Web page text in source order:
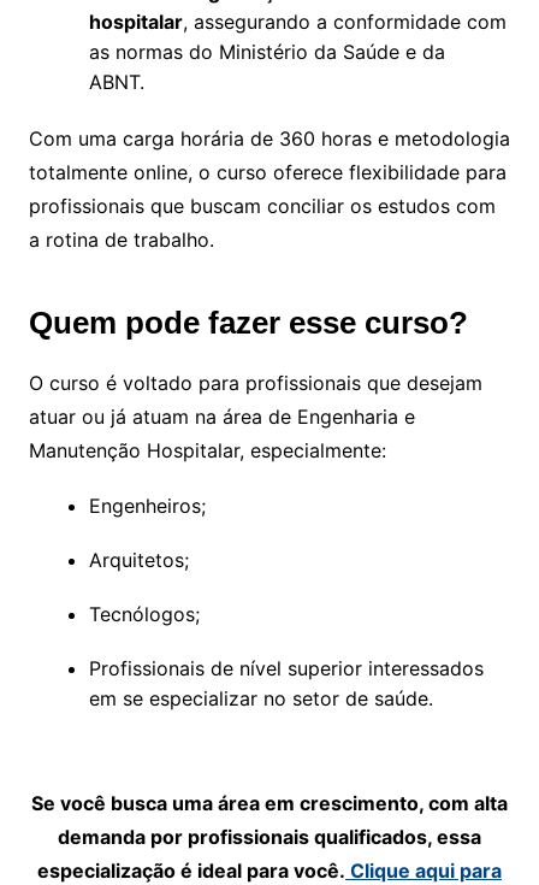
hospitalar, assegurando a conformidade com
as normas do Ministério da Saúde e da
ABNT.
Com uma carga horária de 360 horas e metodologia
totalmente online, o curso oferece flexibilidade para
profissionais que buscam conciliar os estudos com
a rotina de trabalho.
Quem pode fazer esse curso?
O curso é voltado para profissionais que desejam
atuar ou já atuam na área de Engenharia e
Manutenção Hospitalar, especialmente:
Engenheiros;
Arquitetos;
Tecnólogos;
Profissionais de nível superior interessados
em se especializar no setor de saúde.
Se você busca uma área em crescimento, com alta
demanda por profissionais qualificados, essa
especialização é ideal para você. Clique aqui para